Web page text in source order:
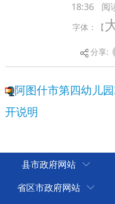
18:36
阅
字体：【
分享:
阿图什市第四幼儿园
县市政府网站
省区市政府网站